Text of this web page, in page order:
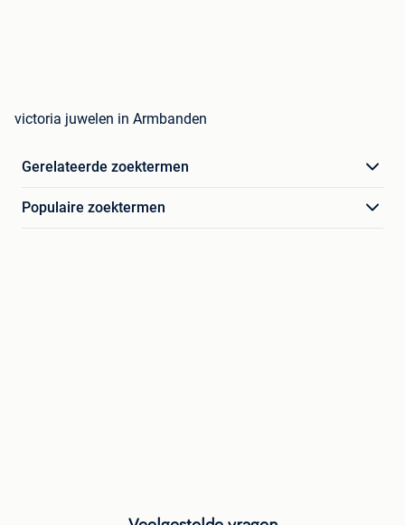
victoria juwelen in Armbanden
Gerelateerde zoektermen
Populaire zoektermen